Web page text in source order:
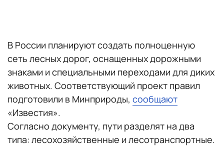
В России планируют создать полноценную
сеть лесных дорог, оснащенных дорожными
знаками и специальными переходами для диких
животных. Соответствующий проект правил
подготовили в Минприроды, сообщают
«Известия».
Согласно документу, пути разделят на два
типа: лесохозяйственные и лесотранспортные.